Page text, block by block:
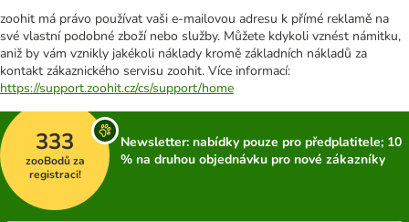
zoohit má právo používat vaši e-mailovou adresu k přímé reklamě na
své vlastní podobné zboží nebo služby. Můžete kdykoli vznést námitku,
aniž by vám vznikly jakékoli náklady kromě základních nákladů za
kontakt zákaznického servisu zoohit. Více informací:
https://support.zoohit.cz/cs/support/home
333
zooBodů za
registraci!
Newsletter: nabídky pouze pro předplatitele; 10
% na druhou objednávku pro nové zákazníky